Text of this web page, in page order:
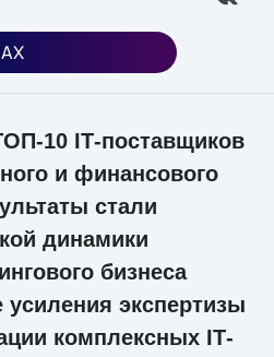
10 IТ-поставщиков
и финансового
стали
динамики
бизнеса
усиления экспертизы
комплексных IТ-